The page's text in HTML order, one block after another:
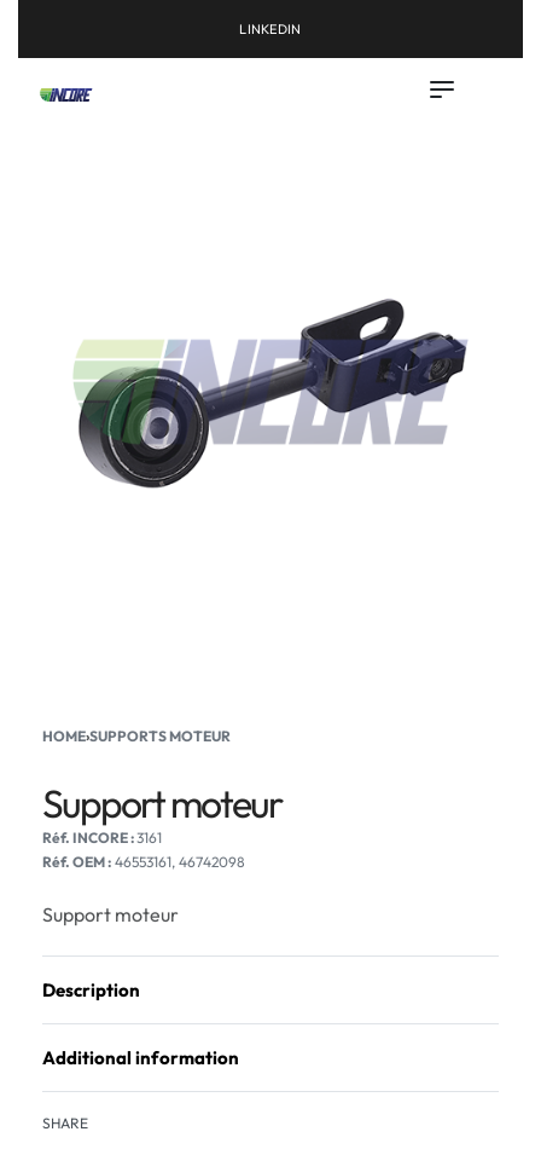
LINKEDIN
HOME›SUPPORTS MOTEUR
Support moteur
3161
Réf. OEM : 46553161, 46742098
Support moteur
Description
Additional information
SHARE